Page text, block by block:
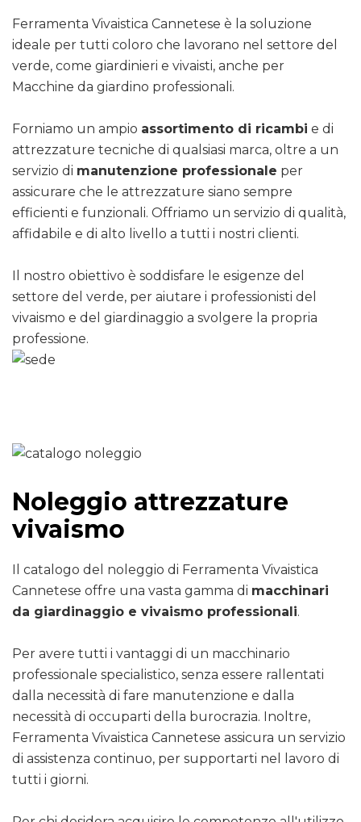
Ferramenta Vivaistica Cannetese è la soluzione
ideale per tutti coloro che lavorano nel settore del
verde, come giardinieri e vivaisti, anche per
Macchine da giardino professionali.
Forniamo un ampio assortimento di ricambi e di
attrezzature tecniche di qualsiasi marca, oltre a un
servizio di manutenzione professionale per
assicurare che le attrezzature siano sempre
efficienti e funzionali. Offriamo un servizio di qualità,
affidabile e di alto livello a tutti i nostri clienti.
Il nostro obiettivo è soddisfare le esigenze del
settore del verde, per aiutare i professionisti del
vivaismo e del giardinaggio a svolgere la propria
professione.
Noleggio attrezzature
vivaismo
Il catalogo del noleggio di Ferramenta Vivaistica
Cannetese offre una vasta gamma di macchinari
da giardinaggio e vivaismo professionali.
Per avere tutti i vantaggi di un macchinario
professionale specialistico, senza essere rallentati
dalla necessità di fare manutenzione e dalla
necessità di occuparti della burocrazia. Inoltre,
Ferramenta Vivaistica Cannetese assicura un servizio
di assistenza continuo, per supportarti nel lavoro di
tutti i giorni.